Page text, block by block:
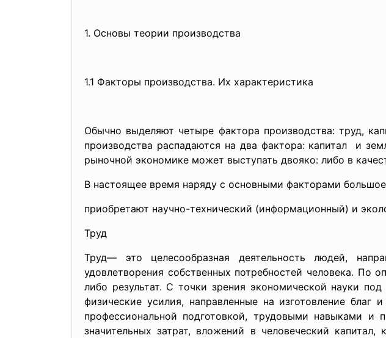
1. Основы теории производства
1.1 Факторы производства. Их характеристика
Обычно выделяют четыре фактора производства: труд,
производства распадаются на два фактора: капитал и
рыночной экономике может выступать двояко: либо в
В настоящее время наряду с основными факторами
приобретают научно-технический (информационный) и
Труд
Труд— это целесообразная деятельность людей,
удовлетворения собственных потребностей человека.
либо результат. С точки зрения экономической науки
физические усилия, направленные на изготовление
профессиональной подготовкой, трудовыми навыками и
значительных затрат, вложений в человеческий